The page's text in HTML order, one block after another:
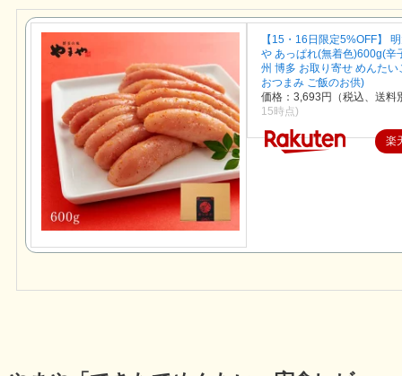
【15・16日限定5%OFF】
や あっぱれ(無着色)600g(辛
州 博多 お取り寄せ めんたい
おつまみ ご飯のお供)
価格：3,693円（税込、送料
15時点)
楽